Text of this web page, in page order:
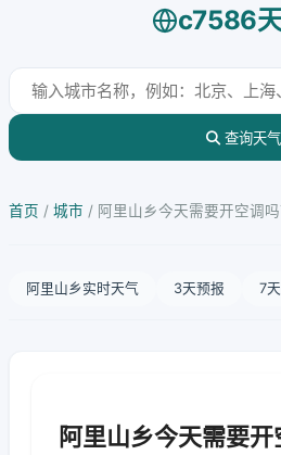
c7586
查询天气
首页 / 城市 / 阿里山乡今天需要开空调
阿里山乡实时天气 3天预报 7
阿里山乡今天需要